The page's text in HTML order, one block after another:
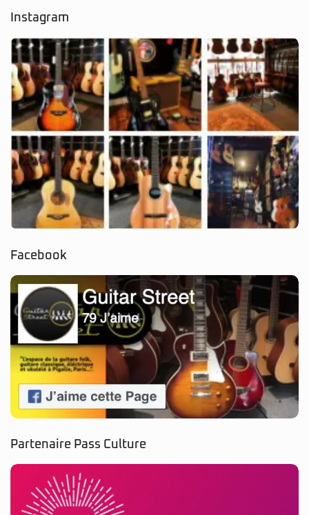
Instagram
Facebook
Partenaire Pass Culture